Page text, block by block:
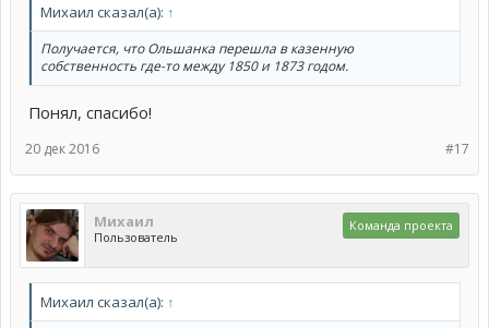
Михаил сказал(а): ↑
Получается, что Ольшанка перешла в казенную
собственность где-то между 1850 и 1873 годом.
Понял, спасибо!
#17
20 дек 2016
Михаил
Пользователь
Команда проекта
Михаил сказал(а): ↑